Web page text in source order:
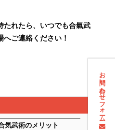
お問い合わせフォーム
たれたら、いつでも合氣武
ご連絡ください！
気武術のメリット